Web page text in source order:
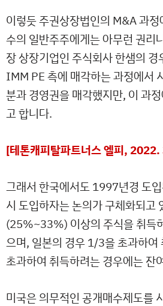
이렇듯 주권상장법인의 M&A 과
수의 일반주주에게는 아무런 권리
장 상장기업인 주식회사 한샘의
IMM PE 측에 매각하는 과정에서
분과 경영권을 매각했지만, 이 과
고 합니다.
[테톤캐피탈파트너스 엘피,
그래서 한국에서도 1997년경 도
시 도입하자는 논의가 구체화되고
(25%~33%) 이상의 주식을 취득
으며, 일본의 경우 1/3을 초과하
초과하여 취득하려는 경우에는 잔
미국은 의무적인 공개매수제도를